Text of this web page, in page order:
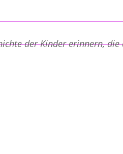
der Kinder erinnern,